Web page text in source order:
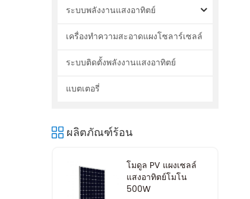
ระบบพลังงานแสงอาทิตย์
เครื่องทำความสะอาดแผงโซลาร์เซลล์
ระบบติดตั้งพลังงานแสงอาทิตย์
แบตเตอรี่
ผลิตภัณฑ์ร้อน
โมดูล PV แผงเซลล์
แสงอาทิตย์โมโน
500W